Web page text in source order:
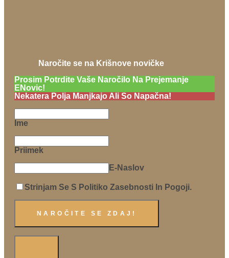
Naročite se na Krišnove novičke
Prosim Potrdite Vaše Naročilo Na Prejemanje
ENovic!
Nekatera Polja Manjkajo Ali So Napačna!
Ime
Priimek
E-Naslov
Strinjam Se S Politiko Zasebnosti In Pogoji.